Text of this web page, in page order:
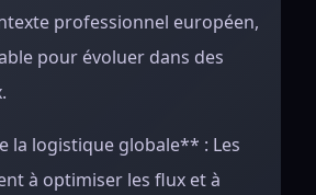
professionnel européen,
pour évoluer dans des
la logistique globale** : Les
à optimiser les flux et à